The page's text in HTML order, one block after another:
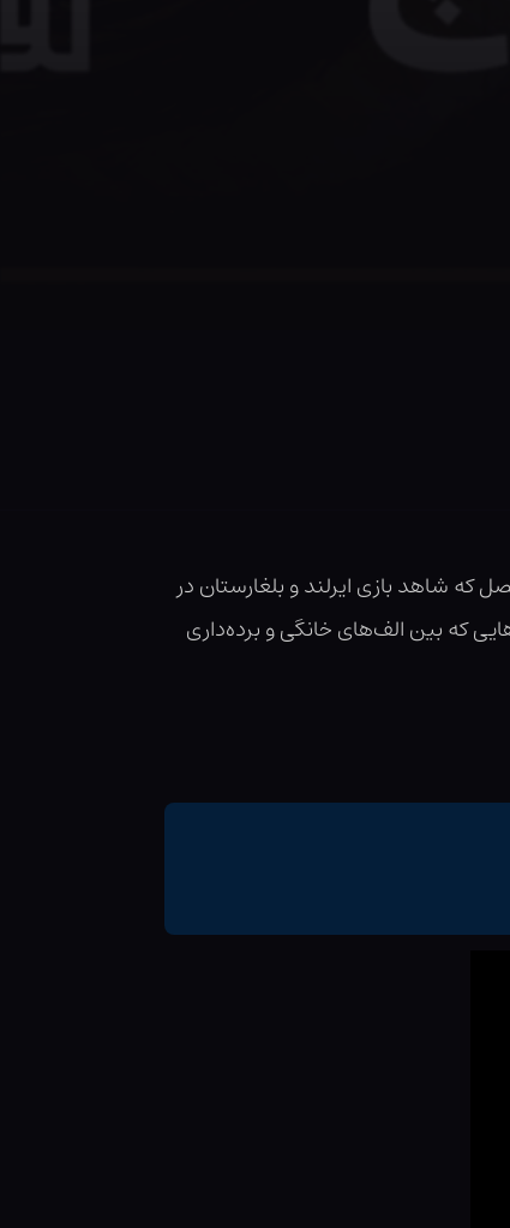
شاهد بازی ایرلند و بلغارستان در
که بین الف‌های خانگی و برده‌داری